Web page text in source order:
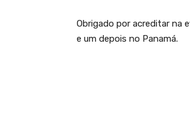
Obrigado por acreditar na
e um depois no Panamá.